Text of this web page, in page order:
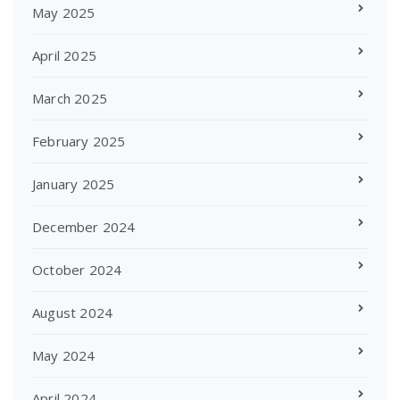
May 2025
April 2025
March 2025
February 2025
January 2025
December 2024
October 2024
August 2024
May 2024